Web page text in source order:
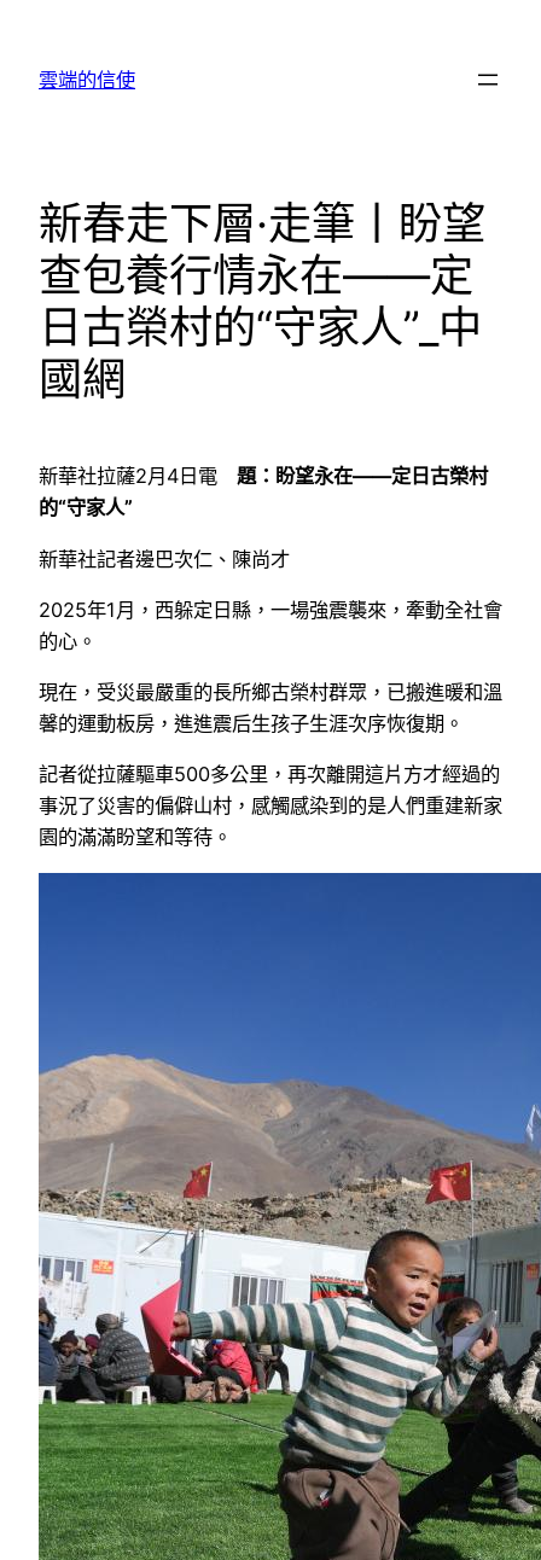
雲端的信使
新春走下層·走筆丨盼望
查包養行情永在——定
日古榮村的“守家人”_中
國網
新華社拉薩2月4日電 題：盼望永在——定日古榮村
的“守家人”
新華社記者邊巴次仁、陳尚才
2025年1月，西躲定日縣，一場強震襲來，牽動全社會
的心。
現在，受災最嚴重的長所鄉古榮村群眾，已搬進暖和溫
馨的運動板房，進進震后生孩子生涯次序恢復期。
記者從拉薩驅車500多公里，再次離開這片方才經過的
事況了災害的偏僻山村，感觸感染到的是人們重建新家
園的滿滿盼望和等待。